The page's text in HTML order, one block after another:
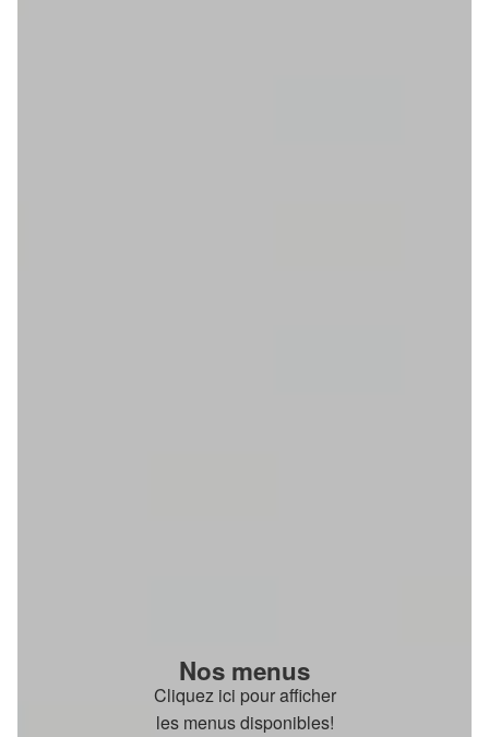
Nos menus
Cliquez ici pour afficher
les menus disponibles!